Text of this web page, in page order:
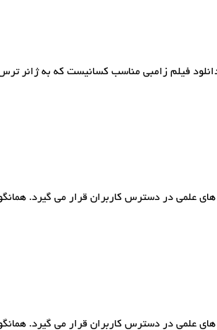
فیلم زامبی مناسب کسانیست که به ژانر
علمی در دسترس کاربران قرار می گیرد.
علمی در دسترس کاربران قرار می گیرد.